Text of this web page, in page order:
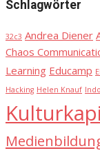
Schlagwörter
32c3 Andrea Diener
Chaos
Learning Educamp
Hacking Helen Knauf